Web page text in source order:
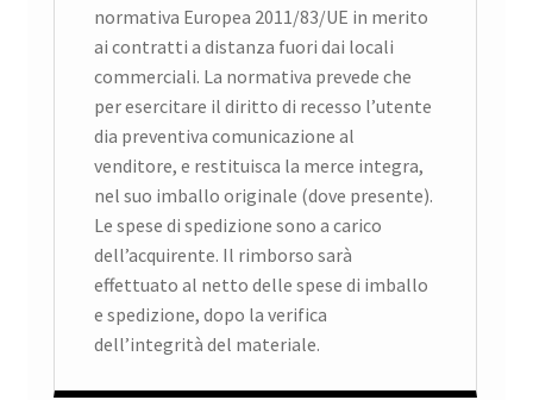
normativa Europea 2011/83/UE in merito
ai contratti a distanza fuori dai locali
commerciali. La normativa prevede che
per esercitare il diritto di recesso l’utente
dia preventiva comunicazione al
venditore, e restituisca la merce integra,
nel suo imballo originale (dove presente).
Le spese di spedizione sono a carico
dell’acquirente. Il rimborso sarà
effettuato al netto delle spese di imballo
e spedizione, dopo la verifica
dell’integrità del materiale.